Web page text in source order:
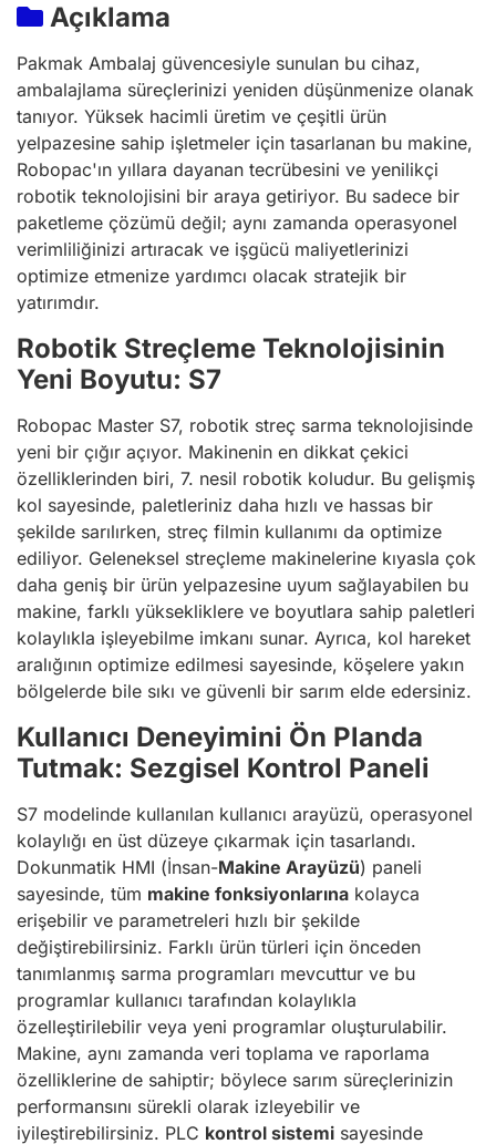
Açıklama
Pakmak Ambalaj güvencesiyle sunulan bu cihaz,
ambalajlama süreçlerinizi yeniden düşünmenize olanak
tanıyor. Yüksek hacimli üretim ve çeşitli ürün
yelpazesine sahip işletmeler için tasarlanan bu makine,
Robopac'ın yıllara dayanan tecrübesini ve yenilikçi
robotik teknolojisini bir araya getiriyor. Bu sadece bir
paketleme çözümü değil; aynı zamanda operasyonel
verimliliğinizi artıracak ve işgücü maliyetlerinizi
optimize etmenize yardımcı olacak stratejik bir
yatırımdır.
Robotik Streçleme Teknolojisinin
Yeni Boyutu: S7
Robopac Master S7, robotik streç sarma teknolojisinde
yeni bir çığır açıyor. Makinenin en dikkat çekici
özelliklerinden biri, 7. nesil robotik koludur. Bu gelişmiş
kol sayesinde, paletleriniz daha hızlı ve hassas bir
şekilde sarılırken, streç filmin kullanımı da optimize
ediliyor. Geleneksel streçleme makinelerine kıyasla çok
daha geniş bir ürün yelpazesine uyum sağlayabilen bu
makine, farklı yüksekliklere ve boyutlara sahip paletleri
kolaylıkla işleyebilme imkanı sunar. Ayrıca, kol hareket
aralığının optimize edilmesi sayesinde, köşelere yakın
bölgelerde bile sıkı ve güvenli bir sarım elde edersiniz.
Kullanıcı Deneyimini Ön Planda
Tutmak: Sezgisel Kontrol Paneli
S7 modelinde kullanılan kullanıcı arayüzü, operasyonel
kolaylığı en üst düzeye çıkarmak için tasarlandı.
Dokunmatik HMI (İnsan-Makine Arayüzü) paneli
sayesinde, tüm makine fonksiyonlarına kolayca
erişebilir ve parametreleri hızlı bir şekilde
değiştirebilirsiniz. Farklı ürün türleri için önceden
tanımlanmış sarma programları mevcuttur ve bu
programlar kullanıcı tarafından kolaylıkla
özelleştirilebilir veya yeni programlar oluşturulabilir.
Makine, aynı zamanda veri toplama ve raporlama
özelliklerine de sahiptir; böylece sarım süreçlerinizin
performansını sürekli olarak izleyebilir ve
iyileştirebilirsiniz. PLC kontrol sistemi sayesinde